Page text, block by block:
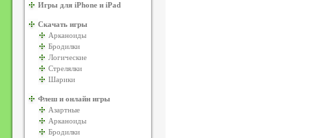
Игры для iPhone и iPad
Скачать игры
Арканоиды
Бродилки
Логические
Стрелялки
Шарики
Флеш и онлайн игры
Азартные
Арканоиды
Бродилки